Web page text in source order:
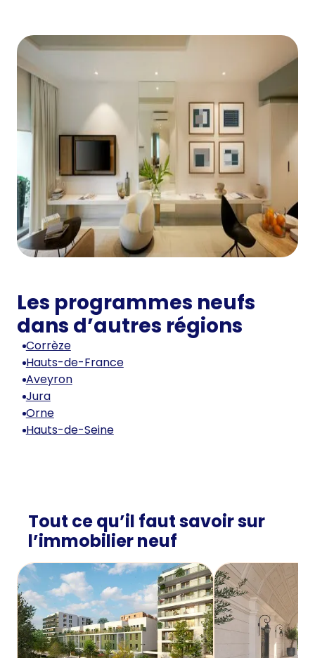
Les programmes neufs
dans d’autres régions
Corrèze
Hauts-de-France
Aveyron
Jura
Orne
Hauts-de-Seine
Tout ce qu’il faut savoir sur
l’immobilier neuf